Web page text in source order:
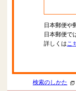
日本郵便や
日本郵便で
詳しくはこ
検索のしかた